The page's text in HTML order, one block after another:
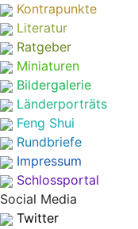
Kontrapunkte
Literatur
Ratgeber
Miniaturen
Bildergalerie
Länderporträts
Feng Shui
Rundbriefe
Impressum
Schlossportal
Social Media
Twitter